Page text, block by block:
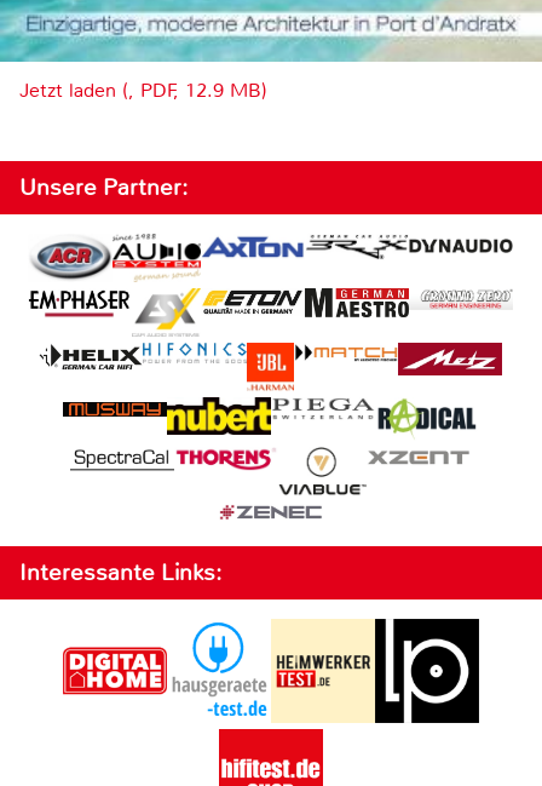
Jetzt laden (, PDF, 12.9 MB)
Unsere Partner:
Interessante Links: